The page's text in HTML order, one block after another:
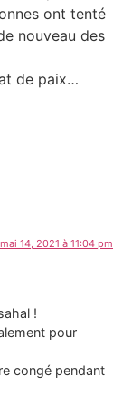
ont tenté
nouveau des
de paix…
mai 14, 2021 à 11:04 pm
!
pour
congé pendant